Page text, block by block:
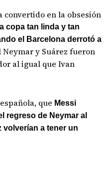
convertido en la obsesión
copa tan linda y tan
el Barcelona derrotó a
Neymar y Suárez fueron
al igual que Ivan
que Messi
regreso de Neymar al
volverían a tener un